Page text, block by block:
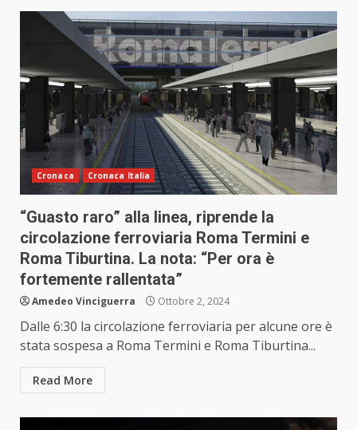
Cronaca Cronaca Italia
“Guasto raro” alla linea, riprende la
circolazione ferroviaria Roma Termini e
Roma Tiburtina. La nota: “Per ora è
fortemente rallentata”
Amedeo Vinciguerra Ottobre 2, 2024
Dalle 6:30 la circolazione ferroviaria per alcune ore è
stata sospesa a Roma Termini e Roma Tiburtina...
Read More